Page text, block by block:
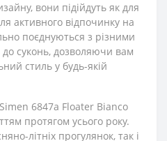
вони підійдуть як для
активного відпочинку на
поєднуються з різними
до суконь, дозволяючи вам
стиль у будь-якій
6847a Floater Bianco
протягом усього року.
літніх прогулянок, так і